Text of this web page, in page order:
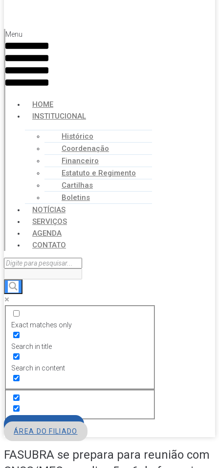
Menu
HOME
INSTITUCIONAL
Histórico
Coordenação
Financeiro
Estatuto e Regimento
Cartilhas
Boletins
NOTÍCIAS
SERVIÇOS
AGENDA
CONTATO
Exact matches only
Search in title
Search in content
ÁREA DO FILIADO
FASUBRA se prepara para reunião com